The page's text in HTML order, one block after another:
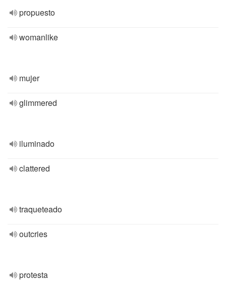
propuesto
womanlike
mujer
glimmered
iluminado
clattered
traqueteado
outcries
protesta